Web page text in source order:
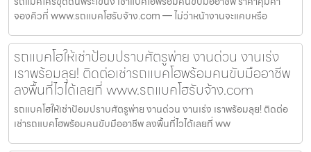
จองคิวที่ www.รถแบคโฮรับจ้าง.com — ไม่ว่าหน้างานจะแคบหรือ
รถแบคโฮให้เช่าป้อมปราบศัตรูพ่าย งานด่วน งานเร่ง
เราพร้อมลุย! ติดต่อเช่ารถแบคโฮพร้อมคนขับมืออาชีพ
ลงพื้นที่ไวได้เลยที่ www.รถแบคโฮรับจ้าง.com
รถแบคโฮให้เช่าป้อมปราบศัตรูพ่าย งานด่วน งานเร่ง เราพร้อมลุย! ติดต่อ
เช่ารถแบคโฮพร้อมคนขับมืออาชีพ ลงพื้นที่ไวได้เลยที่ ww